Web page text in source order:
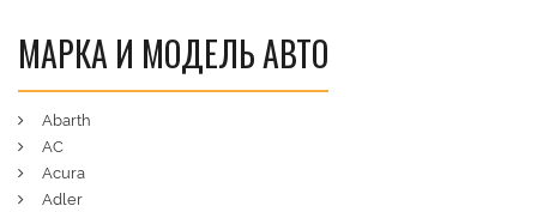
МАРКА И МОДЕЛЬ АВТО
Abarth
AC
Acura
Adler